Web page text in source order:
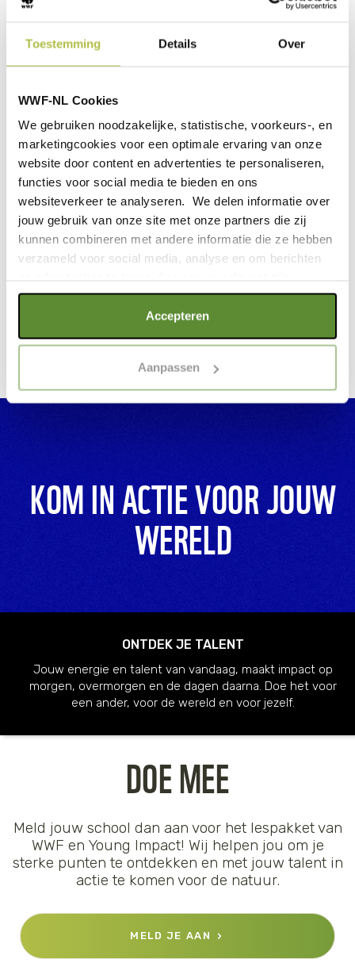
Toestemming Details Over
WWF-NL Cookies
We gebruiken noodzakelijke, statistische, voorkeurs-, en
marketingcookies voor een optimale ervaring van onze
website door content en advertenties te personaliseren,
functies voor social media te bieden en ons
websiteverkeer te analyseren. We delen informatie over
jouw gebruik van onze site met onze partners die zij
kunnen combineren met andere informatie die ze hebben
verzameld voor social media, analyse en om berichten
Als je op "Alle cookies accepteren" klikt, ga je akkoord
met een optimaal gebruik van de website. Als je niet alle
"selectie toestaan" of "alleen noodzakelijke cookies", wat
wel gevolgen kan hebben voor de gebruiksvriendelijkheid
Accepteren
Aanpassen
YOUNG IMPACT DAY
Aan het eind van het schooljaar vindt Young
Impact plaats, een dag vol met optredens van
een dag waarop we met meer honderden jongeren
KOM IN ACTIE VOOR JOUW
WERELD
ONTDEK JE TALENT
Jouw energie en talent van vandaag, maakt impact op
morgen, overmorgen en de dagen daarna. Doe het voor
een ander, voor de wereld en voor jezelf.
DOE MEE
Meld jouw school dan aan voor het lespakket van
WWF en Young Impact! Wij helpen jou om je
sterke punten te ontdekken en met jouw talent in
actie te komen voor de natuur.
MELD JE AAN